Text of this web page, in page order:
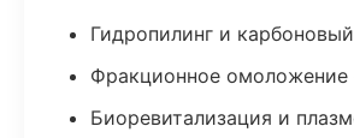
Гидропилинг и
Фракционное омоложение
Биоревитализация и